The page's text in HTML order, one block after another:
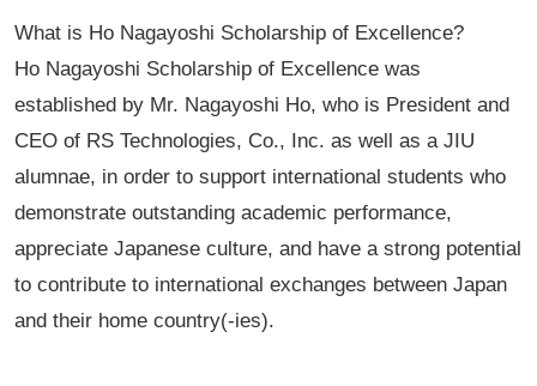
What is Ho Nagayoshi Scholarship of Excellence?
Ho Nagayoshi Scholarship of Excellence was
established by Mr. Nagayoshi Ho, who is President and
CEO of RS Technologies, Co., Inc. as well as a JIU
alumnae, in order to support international students who
demonstrate outstanding academic performance,
appreciate Japanese culture, and have a strong potential
to contribute to international exchanges between Japan
and their home country(-ies).